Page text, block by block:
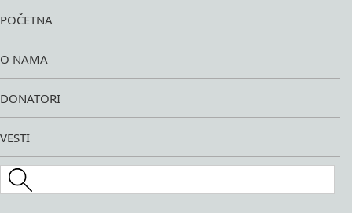
POČETNA
O NAMA
DONATORI
VESTI
Search this site